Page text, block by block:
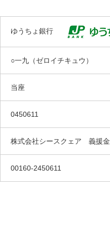
ゆうちょ銀行
○一九（ゼロイチキュウ）
当座
0450611
株式会社シースクェア 義援金
00160-2450611